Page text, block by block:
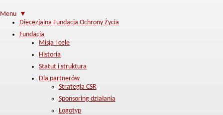
Menu ▼
Diecezjalna Fundacja Ochrony Życia
Fundacja
Misja i cele
Historia
Statut i struktura
Dla partnerów
Strategia CSR
Sponsoring działania
Logotyp